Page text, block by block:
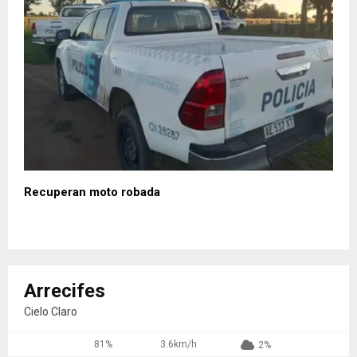
Recuperan moto robada
Arrecifes
Cielo Claro
81% 3.6km/h 2%